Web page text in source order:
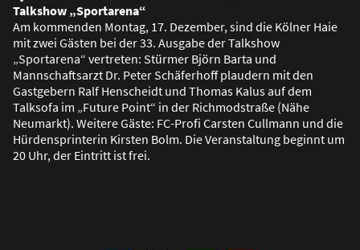
Talkshow „Sportarena“
Am kommenden Montag, 17. Dezember, sind die Kölner Haie
mit zwei Gästen bei der 33. Ausgabe der Talkshow
„Sportarena“ vertreten: Stürmer Björn Barta und
Mannschaftsarzt Dr. Peter Schäferhoff plaudern mit den
Gastgebern Ralf Henscheidt und Thomas Kalus auf dem
Talksofa im „Future Point“ in der Richmodstraße (Nähe
Neumarkt). Weitere Gäste: FC-Profi Carsten Cullmann und die
Hürdensprinterin Kirsten Bolm. Die Veranstaltung beginnt um
20 Uhr, der Eintritt ist frei.